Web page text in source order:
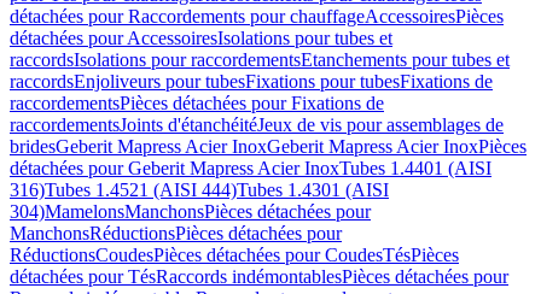
détachées pour Raccordements pour chauffageAccessoiresPièces
détachées pour AccessoiresIsolations pour tubes et
raccordsIsolations pour raccordementsEtanchements pour tubes et
raccordsEnjoliveurs pour tubesFixations pour tubesFixations de
raccordementsPièces détachées pour Fixations de
raccordementsJoints d'étanchéitéJeux de vis pour assemblages de
bridesGeberit Mapress Acier InoxGeberit Mapress Acier InoxPièces
détachées pour Geberit Mapress Acier InoxTubes 1.4401 (AISI
316)Tubes 1.4521 (AISI 444)Tubes 1.4301 (AISI
304)MamelonsManchonsPièces détachées pour
ManchonsRéductionsPièces détachées pour
RéductionsCoudesPièces détachées pour CoudesTésPièces
détachées pour TésRaccords indémontablesPièces détachées pour